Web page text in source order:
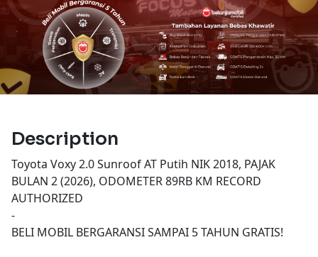
Description
Toyota Voxy 2.0 Sunroof AT Putih NIK 2018, PAJAK
BULAN 2 (2026), ODOMETER 89RB KM RECORD
AUTHORIZED
-
BELI MOBIL BERGARANSI SAMPAI 5 TAHUN GRATIS!